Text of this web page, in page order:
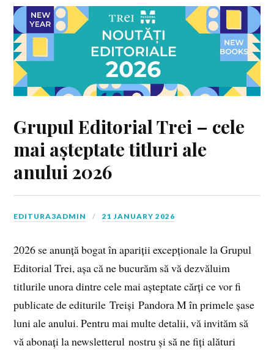
Grupul Editorial Trei – cele
mai așteptate titluri ale
anului 2026
EDITURA3ADMIN 21 JANUARY 2026
2026 se anunță bogat în apariții excepționale la Grupul
Editorial Trei, așa că ne bucurăm să vă dezvăluim
titlurile unora dintre cele mai așteptate cărți ce vor fi
publicate de editurile Treiși Pandora M în primele șase
luni ale anului. Pentru mai multe detalii, vă invităm să
vă abonați la newsletterul nostru și să ne fiți alături